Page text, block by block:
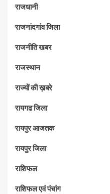
राजधानी
राजनांदगांव जिला
राजनीति खबर
राजस्थान
राज्यों की ख़बरे
रायगढ जिला
रायपुर आजतक
रायपुर जिला
राशिफल
राशिफल एवं पंचांग